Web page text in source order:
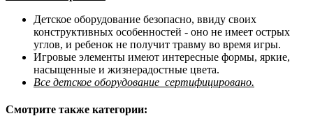
Детское оборудование безопасно, ввиду своих
конструктивных особенностей - оно не имеет острых
углов, и ребенок не получит травму во время игры.
Игровые элементы имеют интересные формы, яркие,
насыщенные и жизнерадостные цвета.
Все детское оборудование сертифицировано.
Смотрите также категории: